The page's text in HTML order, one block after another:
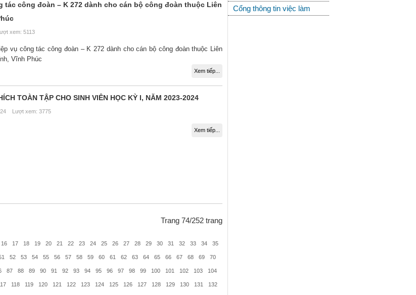
công đoàn – K 272 dành cho cán bộ công đoàn thuộc Liên
xem: 5113
vụ công tác công đoàn – K 272 dành cho cán bộ công đoàn thuộc Liên
Vĩnh Phúc
Xem tiếp...
TOÀN TẬP CHO SINH VIÊN HỌC KỲ I, NĂM 2023-2024
Lượt xem: 3775
Xem tiếp...
Trang 74/252 trang
16 17 18 19 20 21 22 23 24 25 26 27 28 29 30 31 32 33 34 35
52 53 54 55 56 57 58 59 60 61 62 63 64 65 66 67 68 69 70
87 88 89 90 91 92 93 94 95 96 97 98 99 100 101 102 103 104
118 119 120 121 122 123 124 125 126 127 128 129 130 131 132
Cổng thông tin việc làm